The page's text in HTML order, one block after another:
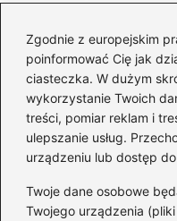
Zgodnie z europejskim
poinformować Cię jak
ciasteczka. W dużym
wykorzystanie Twoich
treści, pomiar reklam i
ulepszanie usług.
urządzeniu lub dostęp
Twoje dane osobowe
Twojego urządzenia
oraz wełna, które
stylizacji.
sprawdzić się w
przykład na
Jakie bluzki będą
z musztardową